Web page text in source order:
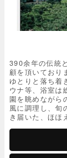
390余年の伝統
顧を頂いており
ゆとりと落ち着
ウナ等、浴室は
園を眺めながら
風に調理し、旬
き届いた、ほほ